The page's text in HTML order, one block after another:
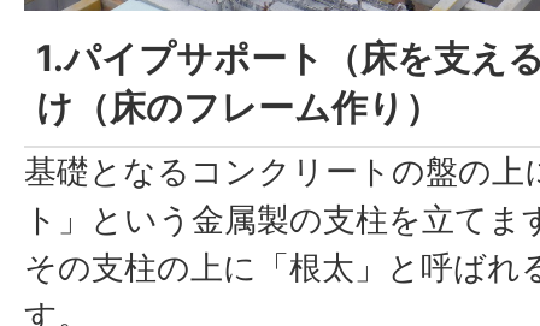
1.パイプサポート（床を支え
け（床のフレーム作り）
基礎となるコンクリートの盤の上
ト」という金属製の支柱を立てま
その支柱の上に「根太」と呼ばれ
す。